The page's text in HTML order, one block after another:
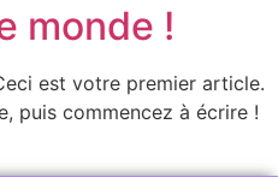
monde !
est votre premier article.
puis commencez à écrire !